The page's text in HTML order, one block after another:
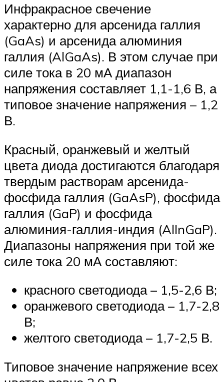
Инфракрасное свечение
характерно для арсенида галлия
(GaAs) и арсенида алюминия
галлия (AlGaAs). В этом случае при
силе тока в 20 мА диапазон
напряжения составляет 1,1-1,6 В, а
типовое значение напряжения – 1,2
В.
Красный, оранжевый и желтый
цвета диода достигаются благодаря
твердым растворам арсенида-
фосфида галлия (GaAsP), фосфида
галлия (GaP) и фосфида
алюминия-галлия-индия (AlInGaP).
Диапазоны напряжения при той же
силе тока 20 мА составляют:
красного светодиода – 1,5-2,6 В;
оранжевого светодиода – 1,7-2,8
В;
желтого светодиода – 1,7-2,5 В.
Типовое значение напряжение всех